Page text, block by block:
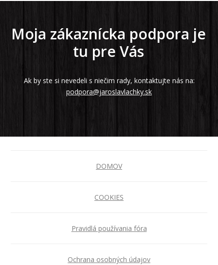
Moja zákaznícka podpora je
tu pre Vás
Ak by ste si nevedeli s niečim rady, kontaktujte nás na:
podpora@jaroslavlachky.sk
DOMOV
COOKIES
Pravidlá používania fóra
Ochrana osobných údajov